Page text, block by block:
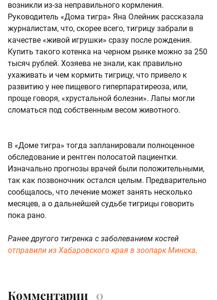
возникли из-за неправильного кормления.
Руководитель «Дома тигра» Яна Олейник рассказала
журналистам, что, скорее всего, тигрицу забрали в
качестве «живой игрушки» сразу после рождения.
Купить такого котенка на черном рынке можно за 250
тысяч рублей. Хозяева не знали, как правильно
ухаживать и чем кормить тигрицу, что привело к
развитию у нее пищевого гиперпаратиреоза, или,
проще говоря, «хрустальной болезни». Лапы могли
сломаться под собственным весом животного.
В «Доме тигра» тогда запланировали полноценное
обследование и рентген полосатой пациентки.
Изначально прогнозы врачей были положительными,
так как позвоночник остался целым. Предварительно
сообщалось, что лечение может занять несколько
месяцев, а о дальнейшей судьбе тигрицы говорить
пока рано.
Ранее другого тигренка с заболеванием костей
отправили из Хабаровского края в зоопарк Минска.
Комментарии 0